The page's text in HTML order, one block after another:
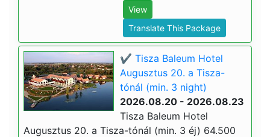
View
Translate This Package
✔️ Tisza Baleum Hotel
Augusztus 20. a Tisza-
tónál (min. 3 night)
2026.08.20 - 2026.08.23
Tisza Baleum Hotel
Augusztus 20. a Tisza-tónál (min. 3 éj) 64.500